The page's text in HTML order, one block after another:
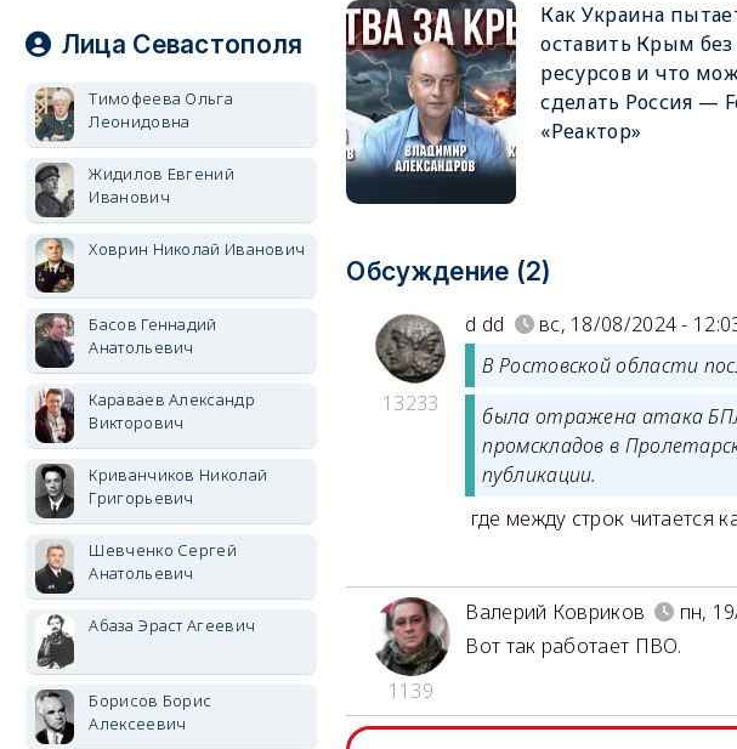
Как Украина
оставить Крым без
ресурсов и что
сделать Россия —
«Реактор»
Обсуждение (2)
13233
d dd
вс, 18/08/2024 -
В Ростовской области
была отражена атака
промскладов в
публикации.
где между строк читается
1139
Валерий Ковриков
пн,
Вот так работает ПВО.
Лица Севастополя
Тимофеева Ольга
Леонидовна
Жидилов Евгений
Иванович
Ховрин Николай Иванович
Басов Геннадий
Анатольевич
Караваев Александр
Викторович
Криванчиков Николай
Григорьевич
Шевченко Сергей
Анатольевич
Абаза Эраст Агеевич
Борисов Борис
Алексеевич